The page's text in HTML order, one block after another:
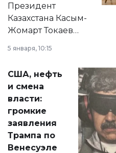
Президент
Казахстана Касым-
Жомарт Токаев
сразу несколько
актуальных тем —
от слухов о
политических
реформах до
вопросов армии,
экономики и
личного здоровья.
5 января, 10:15
США, нефть
и смена
власти:
громкие
заявления
Трампа по
Венесуэле